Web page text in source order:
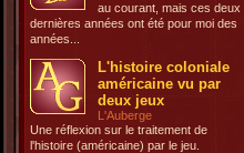
au courant, mais ces deux
dernières années ont été pour moi des
années...
L'histoire coloniale
américaine vu par
deux jeux
L'Auberge
Une réflexion sur le traitement de
l'histoire (américaine) par le jeu.